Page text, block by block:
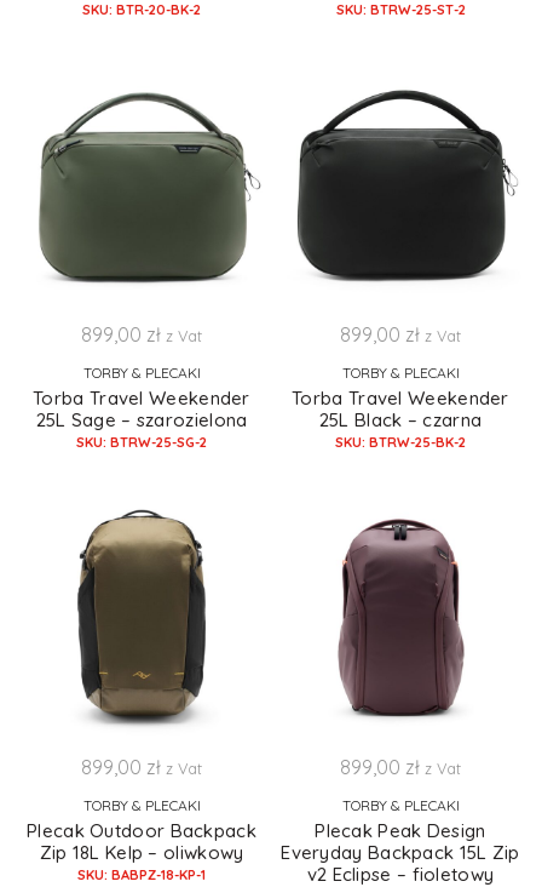
SKU: BTR-20-BK-2 SKU: BTRW-25-ST-2
899,00 zł z Vat
TORBY & PLECAKI
Torba Travel Weekender
25L Sage – szarozielona
SKU: BTRW-25-SG-2
899,00 zł z Vat
TORBY & PLECAKI
Torba Travel Weekender
25L Black – czarna
SKU: BTRW-25-BK-2
899,00 zł z Vat
TORBY & PLECAKI
Plecak Outdoor Backpack
Zip 18L Kelp – oliwkowy
SKU: BABPZ-18-KP-1
899,00 zł z Vat
TORBY & PLECAKI
Plecak Peak Design
Everyday Backpack 15L Zip
v2 Eclipse – fioletowy